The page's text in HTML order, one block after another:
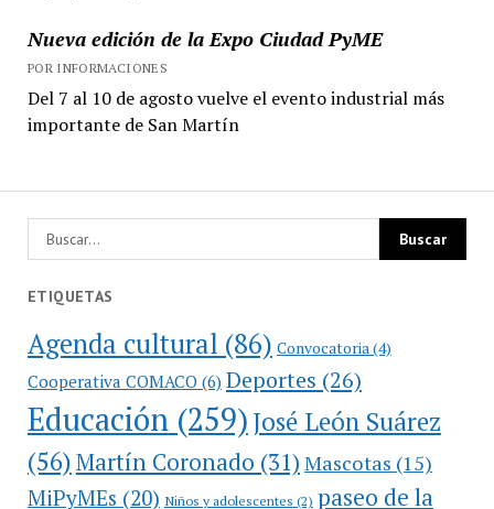
Nueva edición de la Expo Ciudad PyME
POR INFORMACIONES
Del 7 al 10 de agosto vuelve el evento industrial más
importante de San Martín
ETIQUETAS
Agenda cultural (86) Convocatoria (4)
Cooperativa COMACO(6) Deportes (26)
Educación(259)José León Suárez
(56)Martín Coronado (31) Mascotas (15)
MiPyMEs (20) Niños y adolescentes (2) paseo de la